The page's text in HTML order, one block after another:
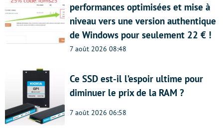
performances optimisées et mise à
niveau vers une version authentique
de Windows pour seulement 22 € !
7 août 2026 08:48
Ce SSD est-il l’espoir ultime pour
diminuer le prix de la RAM ?
7 août 2026 06:58